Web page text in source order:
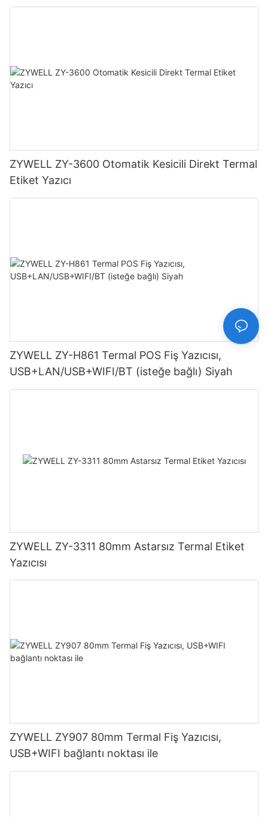
ZYWELL ZY-3600 Otomatik Kesicili Direkt Termal
Etiket Yazıcı
ZYWELL ZY-H861 Termal POS Fiş Yazıcısı,
USB+LAN/USB+WIFI/BT (isteğe bağlı) Siyah
ZYWELL ZY-3311 80mm Astarsız Termal Etiket
Yazıcısı
ZYWELL ZY907 80mm Termal Fiş Yazıcısı,
USB+WIFI bağlantı noktası ile